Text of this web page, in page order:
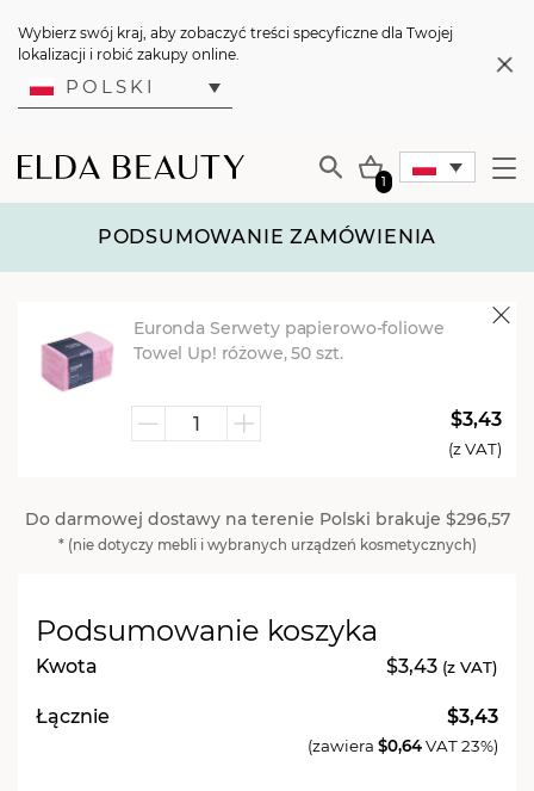
Wybierz swój kraj, aby zobaczyć treści specyficzne dla Twojej
lokalizacji i robić zakupy online.
POLSKI
1
PODSUMOWANIE ZAMÓWIENIA
Euronda Serwety papierowo-foliowe
Towel Up! różowe, 50 szt.
ilość
papierowo-
foliowe
różowe,
$3,43
(z VAT)
Do darmowej dostawy na terenie Polski brakuje $296,57
* (nie dotyczy mebli i wybranych urządzeń kosmetycznych)
Podsumowanie koszyka
Kwota $3,43 (z VAT)
Łącznie $3,43
(zawiera $0,64VAT 23%)